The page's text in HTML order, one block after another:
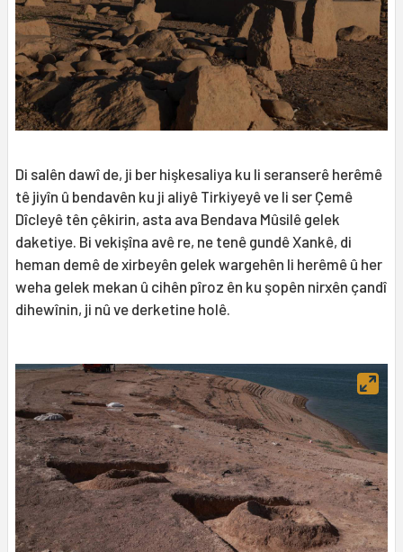
Di salên dawî de, ji ber hişkesaliya ku li seranserê herêmê
tê jiyîn û bendavên ku ji aliyê Tirkiyeyê ve li ser Çemê
Dîcleyê tên çêkirin, asta ava Bendava Mûsilê gelek
daketiye. Bi vekişîna avê re, ne tenê gundê Xankê, di
heman demê de xirbeyên gelek wargehên li herêmê û her
weha gelek mekan û cihên pîroz ên ku şopên nirxên çandî
dihewînin, ji nû ve derketine holê.